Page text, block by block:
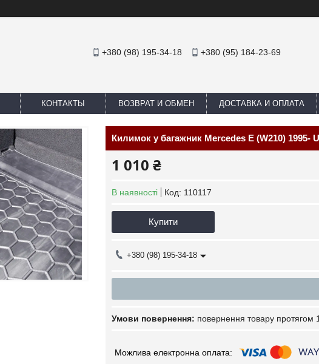
+380 (98) 195-34-18 +380 (95) 184-23-69
КОНТАКТЫ ВОЗВРАТ И ОБМЕН ДОСТАВКА И ОПЛАТА
Килимок у багажник Mercedes E (W210) 1995-
1 010 ₴
В наявності Код: 110117
Купити
+380 (98) 195-34-18
повернення товару протягом